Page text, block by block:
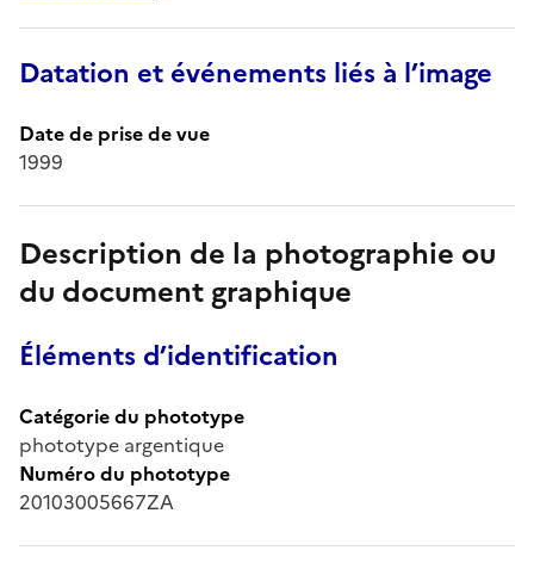
Datation et événements liés à l’image
Date de prise de vue
1999
Description de la photographie ou
du document graphique
Éléments d’identification
Catégorie du phototype
phototype argentique
Numéro du phototype
20103005667ZA